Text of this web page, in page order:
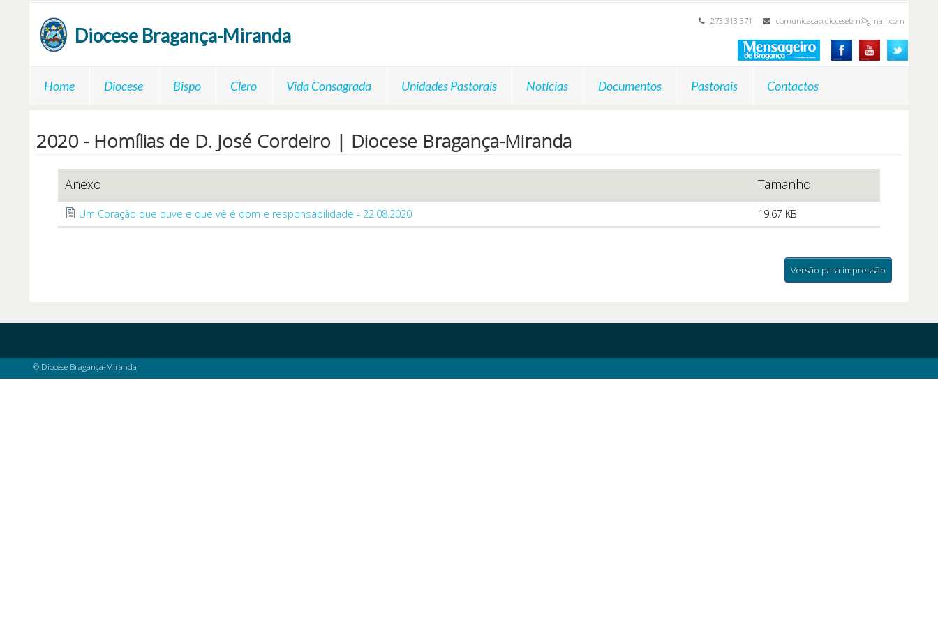
Diocese Bragança-Miranda
273 313 371 comunicacao.diocesebm@gmail.com
Home Diocese Bispo Clero Vida Consagrada Unidades Pastorais Notícias Documentos Pastorais Contactos
2020 - Homílias de D. José Cordeiro | Diocese Bragança-Miranda
Anexo Tamanho
Um Coração que ouve e que vê é dom e responsabilidade - 22.08.2020 19.67 KB
Versão para impressão
© Diocese Bragança-Miranda